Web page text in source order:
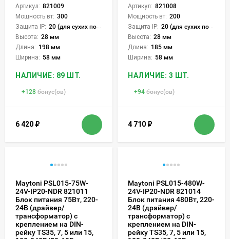
Артикул: 821009
Мощность вт: 300
Защита IP: 20 (для сухих пом.)
Высота: 28 мм
Длина: 198 мм
Ширина: 58 мм
НАЛИЧИЕ: 89 ШТ.
+128 бонус(ов)
6 420 ₽
Артикул: 821008
Мощность вт: 200
Защита IP: 20 (для сухих пом.)
Высота: 28 мм
Длина: 185 мм
Ширина: 58 мм
НАЛИЧИЕ: 3 ШТ.
+94 бонус(ов)
4 710 ₽
Maytoni PSL015-75W-
24V-IP20-NDR 821011
Блок питания 75Вт, 220-
24В (драйвер/
трансформатор) с
креплением на DIN-
рейку TS35, 7, 5 или 15,
Maytoni PSL015-480W-
24V-IP20-NDR 821014
Блок питания 480Вт, 220-
24В (драйвер/
трансформатор) с
креплением на DIN-
рейку TS35, 7, 5 или 15,